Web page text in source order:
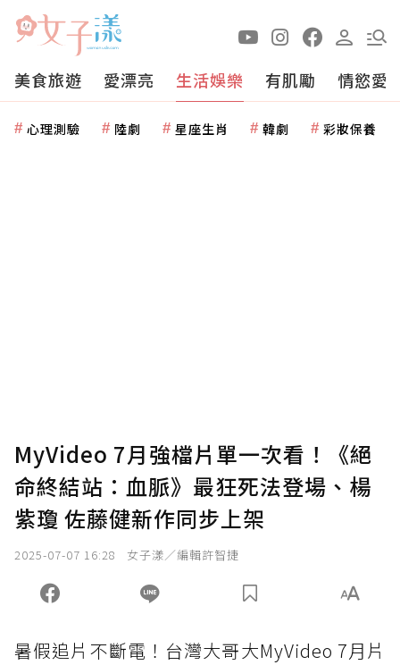
美食旅遊 愛漂亮 生活娛樂 有肌勵 情慾愛
心理測驗 陸劇 星座生肖 韓劇 彩妝保養
MyVideo 7月強檔片單一次看！《絕
命終結站：血脈》最狂死法登場、楊
紫瓊 佐藤健新作同步上架
2025-07-07 16:28 女子漾／編輯許智捷
暑假追片不斷電！台灣大哥大MyVideo 7月片